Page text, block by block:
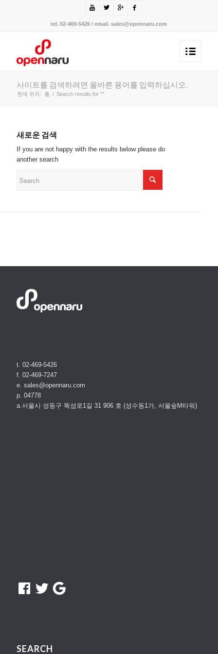
tel. 02-469-5426 / email. sales@opennaru.com
사이트를 검색하려면 올바른 용어를 입력하십시오.
현재 위치: 홈 / Search results for ""
새로운 검색
If you are not happy with the results below please do
another search
t. 02-469-5426
f. 02-469-7247
e. sales@opennaru.com
p. 04778
a.서울시 성동구 뚝섬로1길 31 906 호 (성수동1가, 서울숲M타워)
Facebook
TwitterGoogle
SEARCH